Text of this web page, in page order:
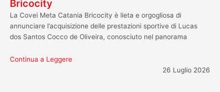
Bricocity
La Covei Meta Catania Bricocity è lieta e orgogliosa di
annunciare l’acquisizione delle prestazioni sportive di Lucas
dos Santos Cocco de Oliveira, conosciuto nel panorama
Continua a Leggere
26 Luglio 2026